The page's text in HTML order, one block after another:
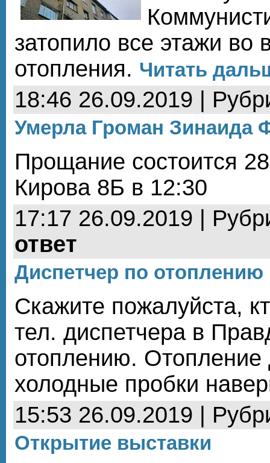
затопило все этажи во
отопления. Читать
18:46 26.09.2019 |
Умерла Громан Зинаида
Прощание состоится
Кирова 8Б в 12:30
17:17 26.09.2019 |
ответ
Диспетчер по отоплению
Скажите пожалуйста,
тел. диспетчера в
отоплению. Отопление
холодные пробки
15:53 26.09.2019 |
Открытие выставки